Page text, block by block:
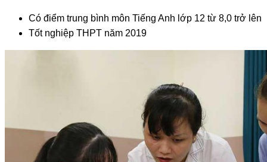
Có điểm trung bình môn Tiếng Anh lớp 12 từ 8,0 trở lên
Tốt nghiệp THPT năm 2019